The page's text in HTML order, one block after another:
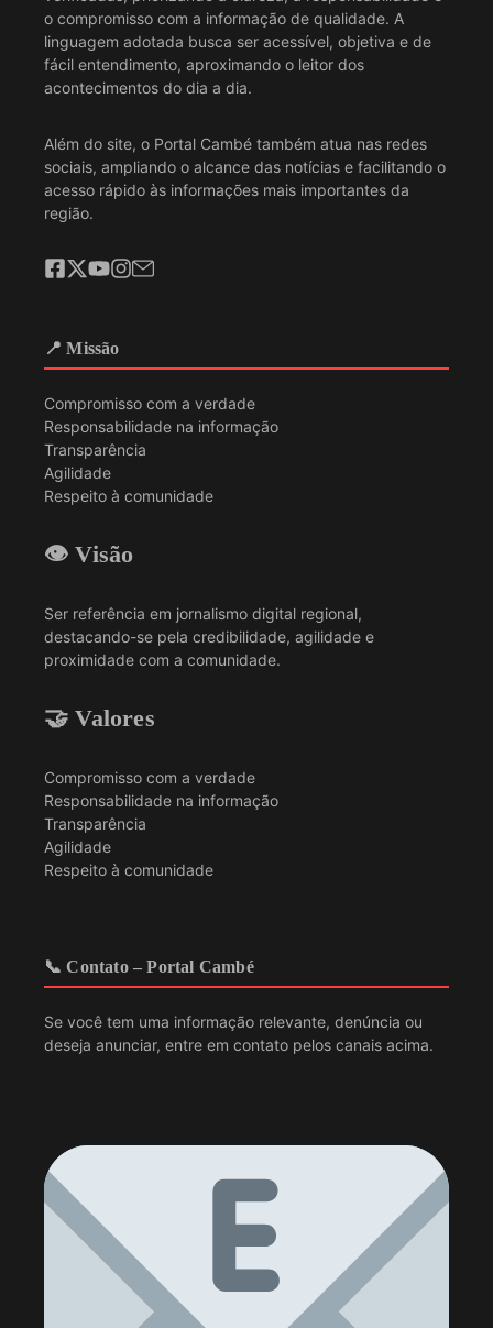
o compromisso com a informação de qualidade. A
linguagem adotada busca ser acessível, objetiva e de
fácil entendimento, aproximando o leitor dos
acontecimentos do dia a dia.
Além do site, o Portal Cambé também atua nas redes
sociais, ampliando o alcance das notícias e facilitando o
acesso rápido às informações mais importantes da
região.
📍 Missão
Compromisso com a verdade
Responsabilidade na informação
Transparência
Agilidade
Respeito à comunidade
👁️ Visão
Ser referência em jornalismo digital regional,
destacando-se pela credibilidade, agilidade e
proximidade com a comunidade.
🤝 Valores
Compromisso com a verdade
Responsabilidade na informação
Transparência
Agilidade
Respeito à comunidade
📞 Contato – Portal Cambé
Se você tem uma informação relevante, denúncia ou
deseja anunciar, entre em contato pelos canais acima.